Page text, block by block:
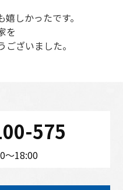
しかったです。
を
ざいました。
575
〜18:00